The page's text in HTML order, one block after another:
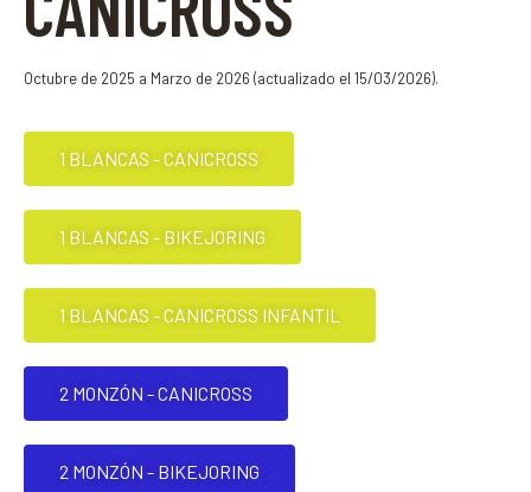
Octubre de 2025 a Marzo de 2026 (actualizado el 15/03/2026).
1 BLANCAS - CANICROSS
1 BLANCAS - BIKEJORING
1 BLANCAS - CANICROSS INFANTIL
2 MONZÓN - CANICROSS
2 MONZÓN - BIKEJORING